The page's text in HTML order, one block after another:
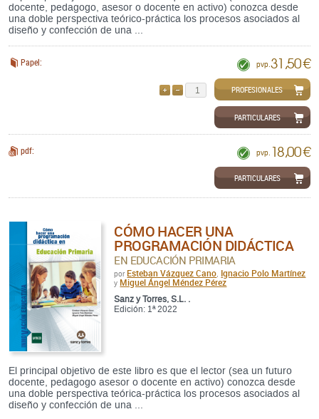
docente, pedagogo, asesor o docente en activo) conozca desde
una doble perspectiva teórico-práctica los procesos asociados al
diseño y confección de una ...
Papel: pvp.31,50 €
QUITARPROFESIONALES
PARTICULARES
pdf: pvp. 18,00 €
PARTICULARES
CÓMO HACER UNA
PROGRAMACIÓN DIDÁCTICA
EN EDUCACIÓN PRIMARIA
por Esteban Vázquez Cano Ignacio Polo Martínez
y Miguel Ángel Méndez Pérez
Sanz y Torres, S.L. .
Edición: 1ª 2022
El principal objetivo de este libro es que el lector (sea un futuro
docente, pedagogo asesor o docente en activo) conozca desde
una doble perspectiva teórica-práctica los procesos asociados al
diseño y confección de una ...